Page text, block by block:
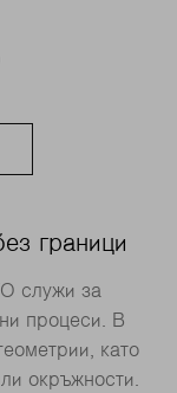
граници
служи за
процеси. В
като
окръжности.